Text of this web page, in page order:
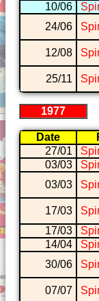
10/06
24/06
12/08
25/11
1977
Date
27/01
03/03
03/03
17/03
17/03
14/04
30/06
07/07